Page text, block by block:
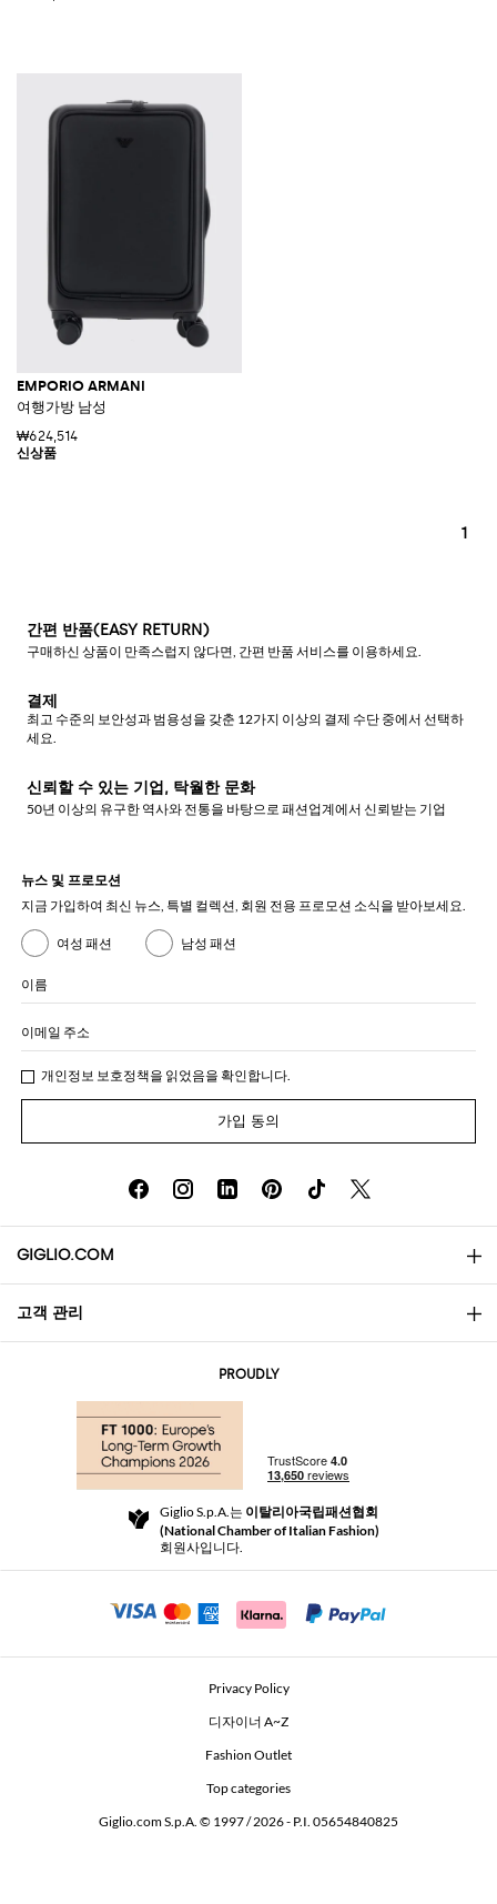
EMPORIO ARMANI
여행가방 남성
₩624,514
1
간편 반품(EASY RETURN)
구매하신 상품이 만족스럽지 않다면, 간편 반품 서비스를 이용하세요.
결제
최고 수준의 보안성과 범용성을 갖춘 12가지 이상의 결제 수단 중에서 선택하
세요.
신뢰할 수 있는 기업, 탁월한 문화
50년 이상의 유구한 역사와 전통을 바탕으로 패션업계에서 신뢰받는 기업
뉴스 및 프로모션
지금 가입하여 최신 뉴스, 특별 컬렉션, 회원 전용 프로모션 소식을 받아보세요.
여성 패션 남성 패션
이름
이메일 주소
개인정보 보호정책을 읽었음을 확인합니다.
가입 동의
GIGLIO.COM
소개
Community Store
Beauty Seekers VIP Club
고객 관리
반품 및 환불
For a safe shopping experience
Security Communication
PROUDLY
Giglio S.p.A.는 이탈리아국립패션협회
(National Chamber of Italian Fashion)
회원사입니다.
Privacy Policy
디자이너 A~Z
Fashion Outlet
Top categories
Giglio.com S.p.A. © 1997 / 2026 - P.I. 05654840825